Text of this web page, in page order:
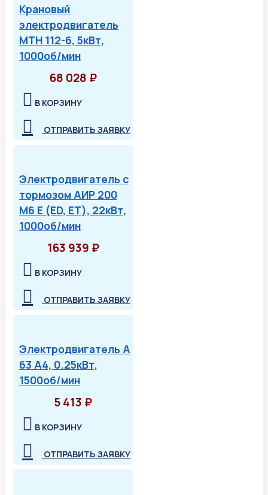
Крановый
электродвигатель
МТН 112-6, 5кВт,
1000об/мин
68 028 ₽
В КОРЗИНУ
ОТПРАВИТЬ ЗАЯВКУ
Электродвигатель с
тормозом АИР 200
М6 Е (ED, ET), 22кВт,
1000об/мин
163 939 ₽
В КОРЗИНУ
ОТПРАВИТЬ ЗАЯВКУ
Электродвигатель А
63 А4, 0.25кВт,
1500об/мин
5 413 ₽
В КОРЗИНУ
ОТПРАВИТЬ ЗАЯВКУ